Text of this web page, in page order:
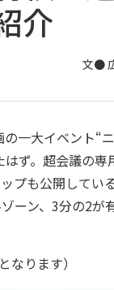
介
文●
一大イベント“
ず。超会議の
プも公開して
ーン、3分の2
なります）